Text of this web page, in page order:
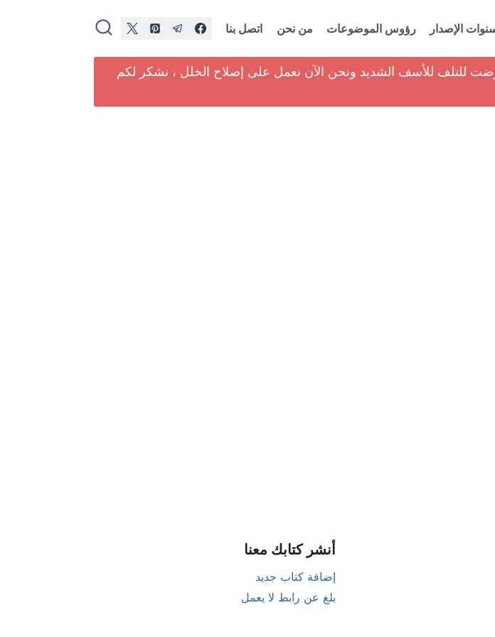
الإصدار رؤوس الموضوعات من نحن اتصل بنا
للتلف للأسف الشديد ونحن الآن نعمل على إصلاح الخلل ، نشكر لكم
أنشر كتابك معنا
إضافة كتاب جديد
بلغ عن رابط لا يعمل